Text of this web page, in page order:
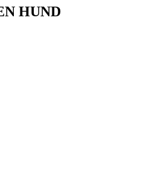
HUND